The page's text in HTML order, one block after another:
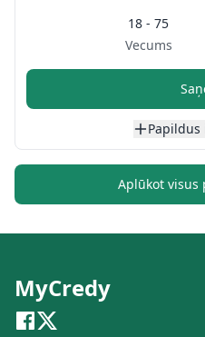
18 - 75
Vecums
Aplūkot visus
MyCredy